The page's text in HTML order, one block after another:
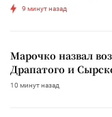
9 минут назад
Марочко назвал
Драпатого и
10 минут назад